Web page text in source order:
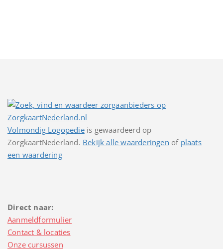
Volmondig Logopedieis gewaardeerd op
ZorgkaartNederland. Bekijk alle waarderingen of plaats
een waardering
Direct naar:
Aanmeldformulier
Contact & locaties
Onze cursussen